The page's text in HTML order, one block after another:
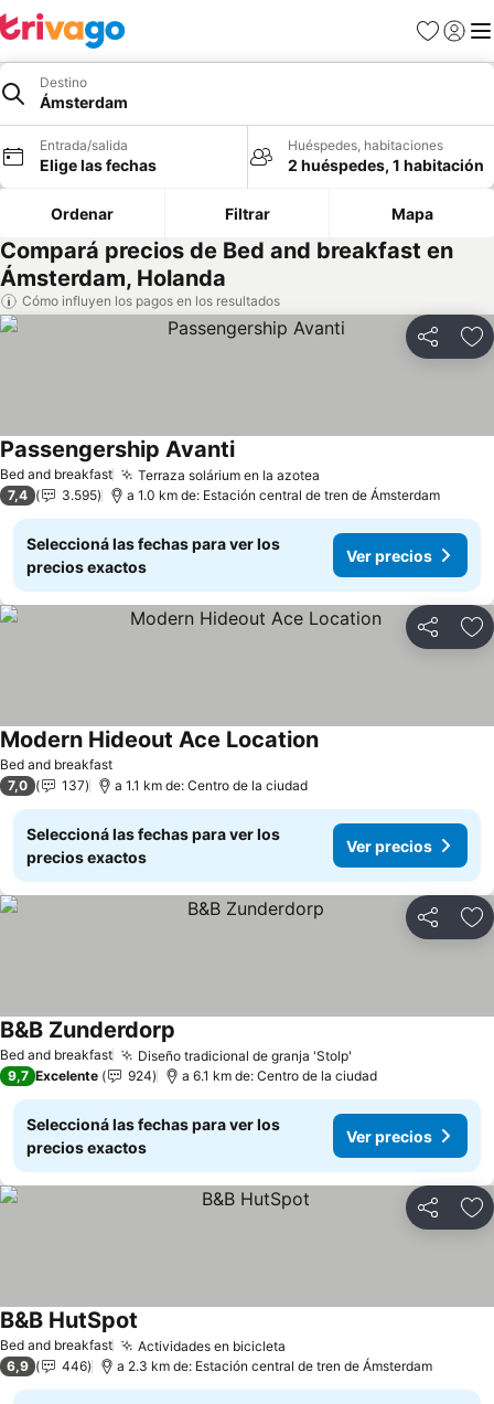
Favoritos
Iniciar
Destino
Ámsterdam
Entrada/salida
Elige las fechas
Huéspedes, habitaciones
2 huéspedes, 1 habitación
Ordenar Filtrar Mapa
Compará precios de Bed and breakfast en
Ámsterdam, Holanda
Cómo influyen los pagos en los resultados
Compartir
Bed and breakfast Terraza solárium en la azotea
Passengership Avanti
7,4 3.595 a 1.0 km de: Estación central de tren de Ámsterdam
Seleccioná las fechas para ver los
precios exactos
Ver precios
Compartir
Bed and breakfast
Modern Hideout Ace Location
7,0 137 a 1.1 km de: Centro de la ciudad
Seleccioná las fechas para ver los
precios exactos
Ver precios
Compartir
Bed and breakfast Diseño tradicional de granja 'Stolp'
B&B Zunderdorp
9,7 Excelente 924 a 6.1 km de: Centro de la ciudad
Seleccioná las fechas para ver los
precios exactos
Ver precios
Compartir
Bed and breakfast Actividades en bicicleta
B&B HutSpot
6,9 446 a 2.3 km de: Estación central de tren de Ámsterdam